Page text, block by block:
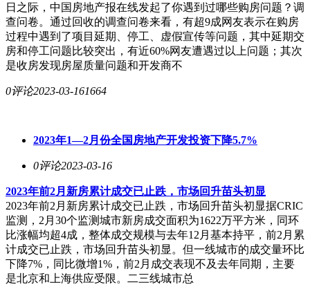
日之际，中国房地产报在线发起了你遇到过哪些购房问题？调
查问卷。通过回收的调查问卷来看，有超9成网友表示在购房
过程中遇到了项目延期、停工、虚假宣传等问题，其中延期交
房和停工问题比较突出，有近60%网友遭遇过以上问题；其次
是收房发现房屋质量问题和开发商不
0评论2023-03-161664
2023年1—2月份全国房地产开发投资下降5.7%
0评论2023-03-16
2023年前2月新房累计成交已止跌，市场回升苗头初显
2023年前2月新房累计成交已止跌，市场回升苗头初显据CRIC
监测，2月30个监测城市新房成交面积为1622万平方米，同环
比涨幅均超4成，整体成交规模与去年12月基本持平，前2月累
计成交已止跌，市场回升苗头初显。但一线城市的成交量环比
下降7%，同比微增1%，前2月成交表现不及去年同期，主要
是北京和上海供应受限。二三线城市总